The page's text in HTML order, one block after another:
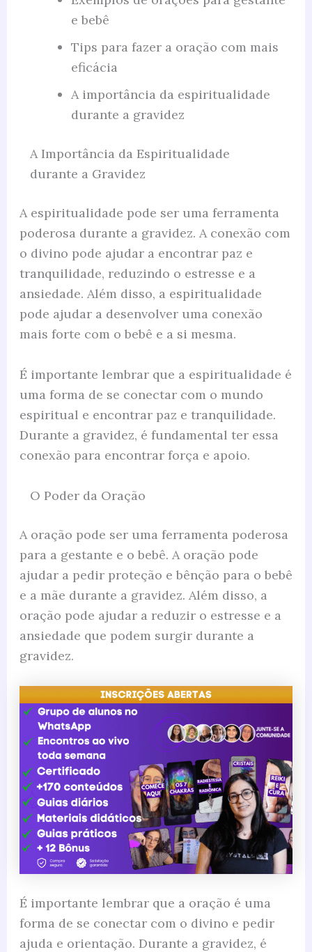
e bebê
Tips para fazer a oração com mais
eficácia
A importância da espiritualidade
durante a gravidez
A Importância da Espiritualidade
durante a Gravidez
A espiritualidade pode ser uma ferramenta
poderosa durante a gravidez. A conexão com
o divino pode ajudar a encontrar paz e
tranquilidade, reduzindo o estresse e a
ansiedade. Além disso, a espiritualidade
pode ajudar a desenvolver uma conexão
mais forte com o bebê e a si mesma.
É importante lembrar que a espiritualidade é
uma forma de se conectar com o mundo
espiritual e encontrar paz e tranquilidade.
Durante a gravidez, é fundamental ter essa
conexão para encontrar força e apoio.
O Poder da Oração
A oração pode ser uma ferramenta poderosa
para a gestante e o bebê. A oração pode
ajudar a pedir proteção e bênção para o bebê
e a mãe durante a gravidez. Além disso, a
oração pode ajudar a reduzir o estresse e a
ansiedade que podem surgir durante a
gravidez.
É importante lembrar que a oração é uma
forma de se conectar com o divino e pedir
ajuda e orientação. Durante a gravidez, é